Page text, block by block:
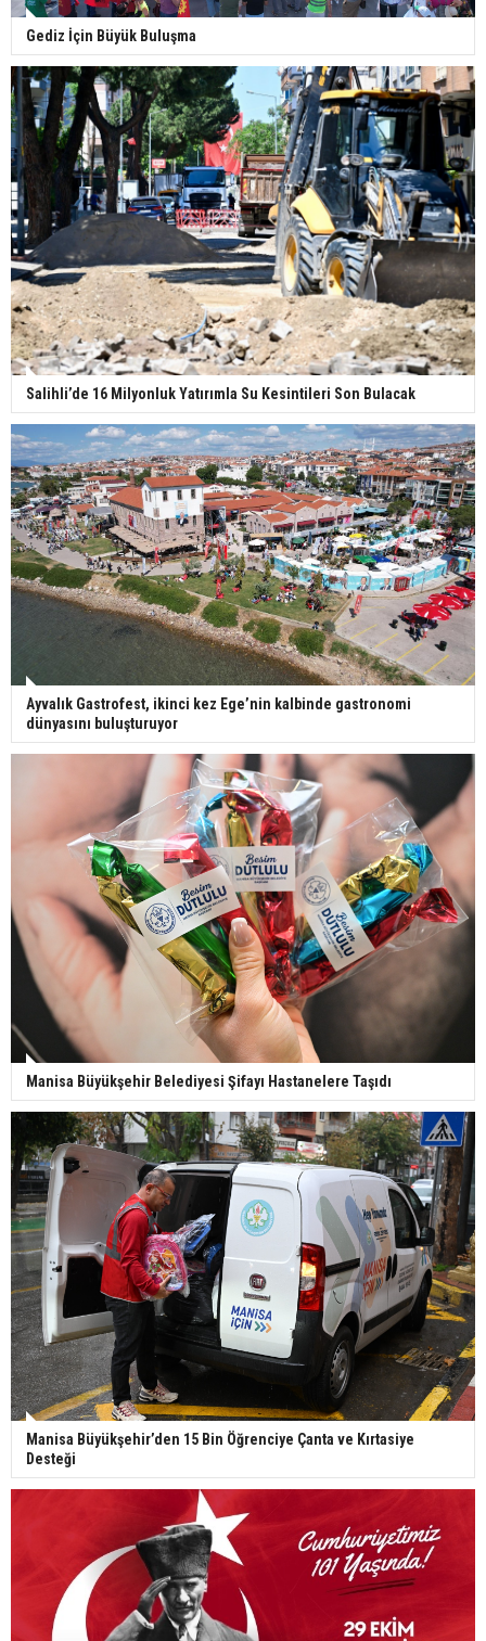
Gediz İçin Büyük Buluşma
Salihli’de 16 Milyonluk Yatırımla Su Kesintileri Son Bulacak
Ayvalık Gastrofest, ikinci kez Ege’nin kalbinde gastronomi
dünyasını buluşturuyor
Manisa Büyükşehir Belediyesi Şifayı Hastanelere Taşıdı
Manisa Büyükşehir’den 15 Bin Öğrenciye Çanta ve Kırtasiye
Desteği